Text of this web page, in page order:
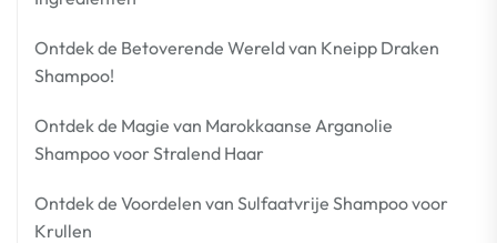
Ontdek de Betoverende Wereld van Kneipp Draken
Shampoo!
Ontdek de Magie van Marokkaanse Arganolie
Shampoo voor Stralend Haar
Ontdek de Voordelen van Sulfaatvrije Shampoo voor
Krullen